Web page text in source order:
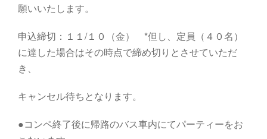
願いいたします。
申込締切：１１/１０（金） *但し、定員（４０名）
に達した場合はその時点で締め切りとさせていただ
き、
キャンセル待ちとなります。
●コンペ終了後に帰路のバス車内にてパーティーをお